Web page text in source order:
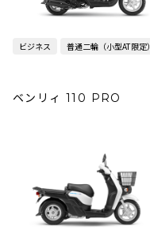
ビジネス 普通二輪（小型AT限定）
ベンリィ 110 PRO